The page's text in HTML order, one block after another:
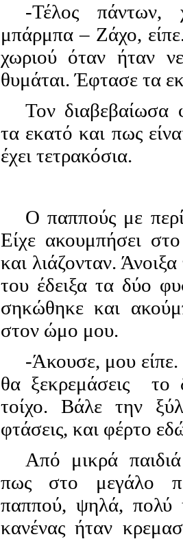
-Τέλος
μπάρμπα – Ζάχο,
χωριού όταν ήταν
θυμάται. Έφτασε τα
Τον διαβεβαίωσα
τα εκατό και πως
έχει τετρακόσια.
Ο παππούς με
Είχε ακουμπήσει
και λιάζονταν.
του έδειξα τα δύο
σηκώθηκε και
στον ώμο μου.
-Άκουσε, μου
θα ξεκρεμάσεις το
τοίχο. Βάλε την
φτάσεις, και φέρτο
Από μικρά
πως στο μεγάλο
παππού, ψηλά, πολύ
κανένας ήταν